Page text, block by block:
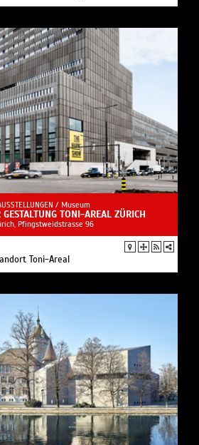
/ Museum
TONI-AREAL ZÜRICH
Pfingstweidstrasse 96
Toni-Areal